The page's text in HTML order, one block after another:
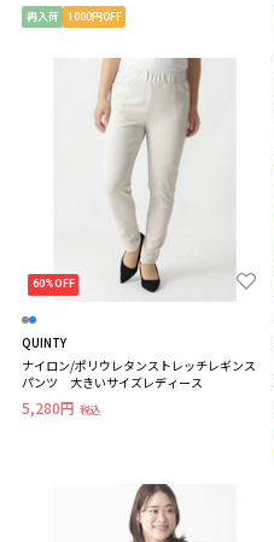
再入荷 1000円OFF
60%OFF
QUINTY
ナイロン/ポリウレタンストレッチレギンス
パンツ 大きいサイズレディース
5,280円 税込